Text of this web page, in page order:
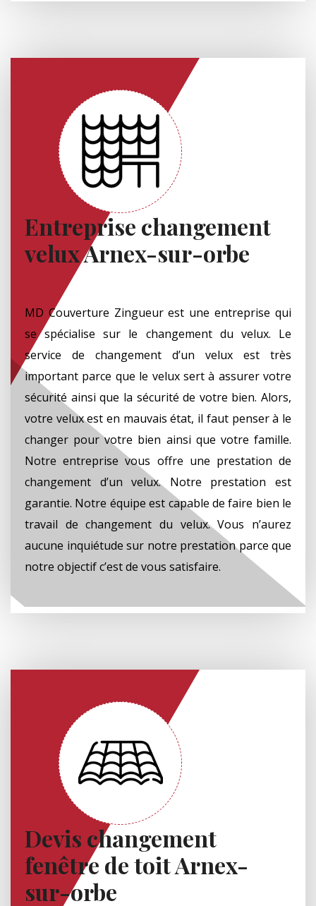
Entreprise changement
velux Arnex-sur-orbe
MD Couverture Zingueur est une entreprise qui
se spécialise sur le changement du velux. Le
service de changement d’un velux est très
important parce que le velux sert à assurer votre
sécurité ainsi que la sécurité de votre bien. Alors,
votre velux est en mauvais état, il faut penser à le
changer pour votre bien ainsi que votre famille.
Notre entreprise vous offre une prestation de
changement d’un velux. Notre prestation est
garantie. Notre équipe est capable de faire bien le
travail de changement du velux. Vous n’aurez
aucune inquiétude sur notre prestation parce que
notre objectif c’est de vous satisfaire.
Devis changement
fenêtre de toit Arnex-
sur-orbe